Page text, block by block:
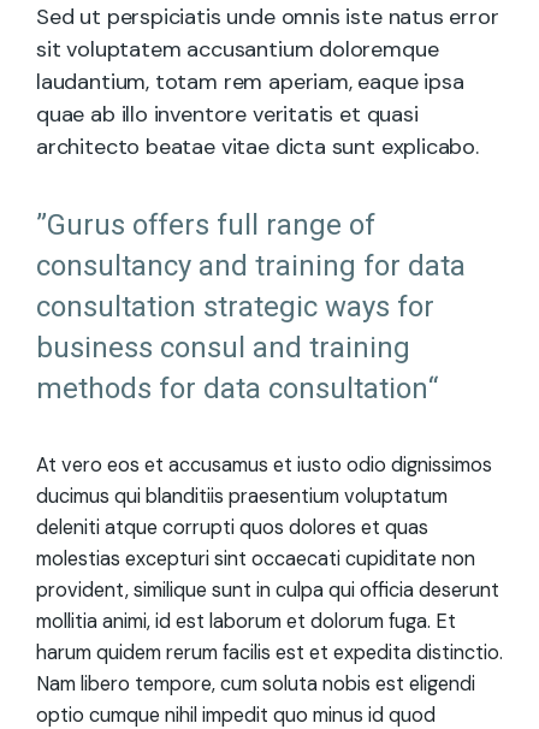
Sed ut perspiciatis unde omnis iste natus error
sit voluptatem accusantium doloremque
laudantium, totam rem aperiam, eaque ipsa
quae ab illo inventore veritatis et quasi
architecto beatae vitae dicta sunt explicabo.
”Gurus offers full range of
consultancy and training for data
consultation strategic ways for
business consul and training
methods for data consultation“
At vero eos et accusamus et iusto odio dignissimos
ducimus qui blanditiis praesentium voluptatum
deleniti atque corrupti quos dolores et quas
molestias excepturi sint occaecati cupiditate non
provident, similique sunt in culpa qui officia deserunt
mollitia animi, id est laborum et dolorum fuga. Et
harum quidem rerum facilis est et expedita distinctio.
Nam libero tempore, cum soluta nobis est eligendi
optio cumque nihil impedit quo minus id quod